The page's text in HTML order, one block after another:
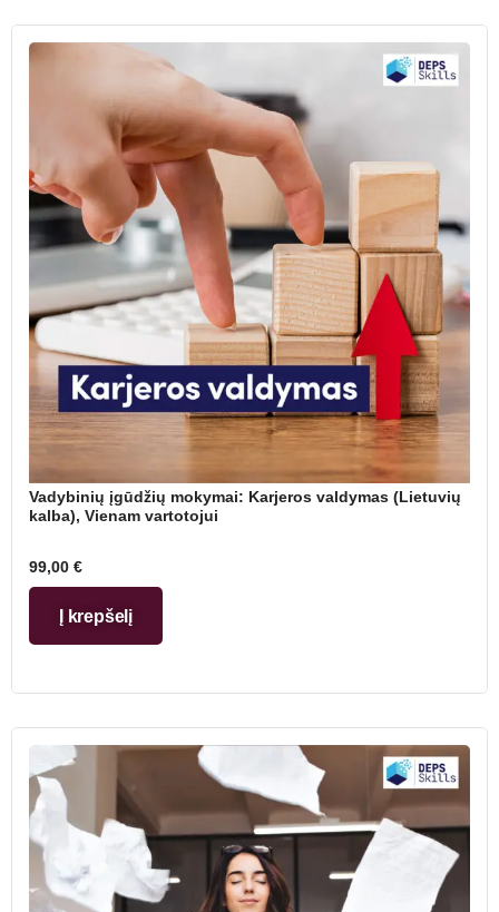
Vadybinių įgūdžių mokymai: Karjeros valdymas (Lietuvių
kalba), Vienam vartotojui
99,00 €
Į krepšelį